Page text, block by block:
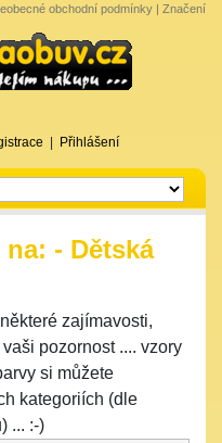
obchodní podmínky | Značení
Přihlášení
- Dětská
zajímavosti,
pozornost .... vzory
si můžete
kategoriích (dle
... :-)